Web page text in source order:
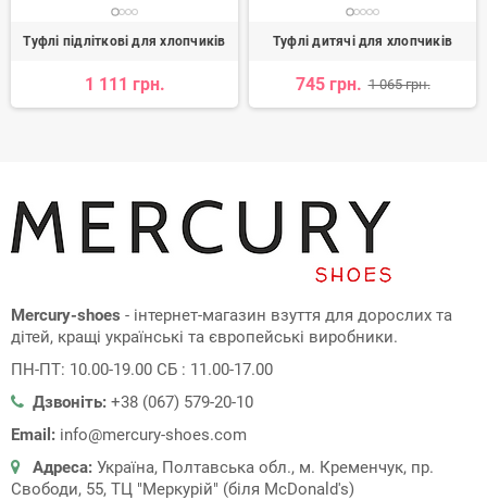
Туфлі підліткові для хлопчиків
1 111 грн.
Туфлі дитячі для хлопчиків
745 грн. 1 065 грн.
Mercury-shoes - інтернет-магазин взуття для дорослих та
дітей, кращі українські та європейські виробники.
ПН-ПТ: 10.00-19.00 СБ : 11.00-17.00
Дзвоніть: +38 (067) 579-20-10
Email: info@mercury-shoes.com
Адреса: Україна, Полтавська обл., м. Кременчук, пр.
Свободи, 55, ТЦ "Меркурій" (біля McDonald's)